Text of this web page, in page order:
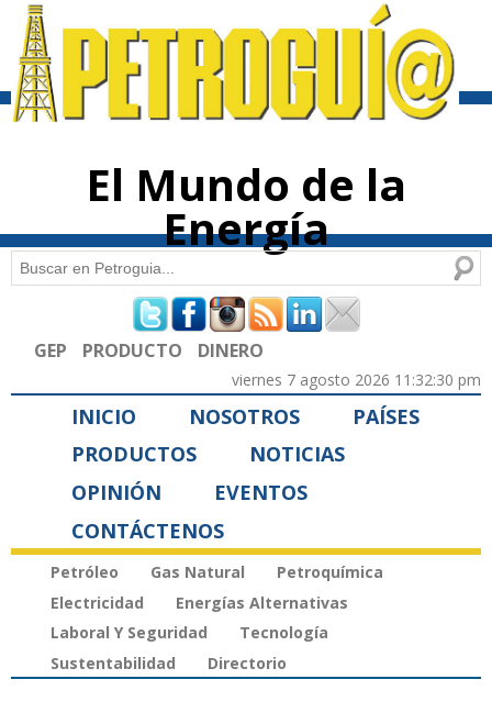
contenido
El Mundo de la
Energía
Formulario de búsqueda
Buscar
GEP PRODUCTO DINERO
viernes 7 agosto 2026 11:32:30 pm
INICIO NOSOTROS
PAÍSES
PRODUCTOS
NOTICIAS
OPINIÓN
EVENTOS
CONTÁCTENOS
Petróleo Gas Natural
Petroquímica
Electricidad
Energías Alternativas
Laboral Y Seguridad
Tecnología
Sustentabilidad
Directorio